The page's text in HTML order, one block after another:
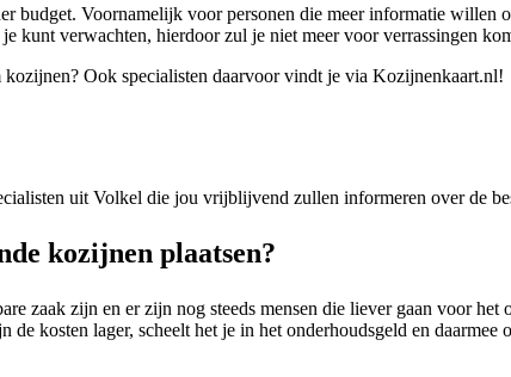
Voornamelijk voor personen die meer informatie willen
kunt verwachten, hierdoor zul je niet meer voor verrassingen
Ook specialisten daarvoor vindt je via Kozijnenkaart.nl!
uit Volkel die jou vrijblijvend zullen informeren over de
kozijnen plaatsen?
zaak zijn en er zijn nog steeds mensen die liever gaan voor
kosten lager, scheelt het je in het onderhoudsgeld en